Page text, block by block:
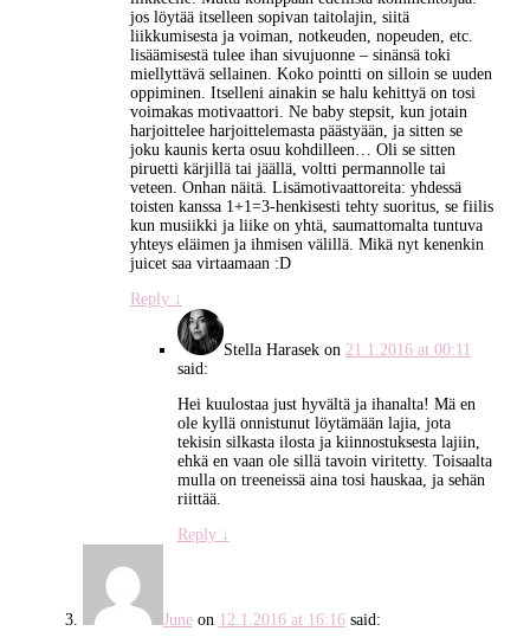
jos löytää itselleen sopivan taitolajin, siitä
liikkumisesta ja voiman, notkeuden, nopeuden, etc.
lisäämisestä tulee ihan sivujuonne – sinänsä toki
miellyttävä sellainen. Koko pointti on silloin se uuden
oppiminen. Itselleni ainakin se halu kehittyä on tosi
voimakas motivaattori. Ne baby stepsit, kun jotain
harjoittelee harjoittelemasta päästyään, ja sitten se
joku kaunis kerta osuu kohdilleen… Oli se sitten
piruetti kärjillä tai jäällä, voltti permannolle tai
veteen. Onhan näitä. Lisämotivaattoreita: yhdessä
toisten kanssa 1+1=3-henkisesti tehty suoritus, se fiilis
kun musiikki ja liike on yhtä, saumattomalta tuntuva
yhteys eläimen ja ihmisen välillä. Mikä nyt kenenkin
juicet saa virtaamaan :D
Reply ↓
Stella Harasekon 21.1.2016 at 00:11
said:
Hei kuulostaa just hyvältä ja ihanalta! Mä en
ole kyllä onnistunut löytämään lajia, jota
tekisin silkasta ilosta ja kiinnostuksesta lajiin,
ehkä en vaan ole sillä tavoin viritetty. Toisaalta
mulla on treeneissä aina tosi hauskaa, ja sehän
riittää.
Reply ↓
Juneon 12.1.2016 at 16:16 said: